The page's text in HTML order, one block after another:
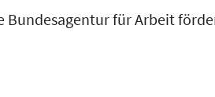
Bundesagentur für Arbeit